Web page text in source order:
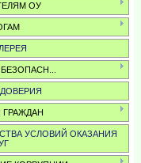
ОУ
УСЛОВИЙ ОКАЗАНИЯ